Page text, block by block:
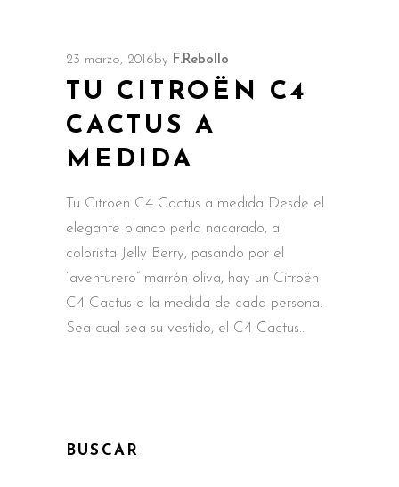
23 marzo, 2016by F.Rebollo
TU CITROËN C4
CACTUS A
MEDIDA
Tu Citroën C4 Cactus a medida Desde el
elegante blanco perla nacarado, al
colorista Jelly Berry, pasando por el
“aventurero” marrón oliva, hay un Citroën
C4 Cactus a la medida de cada persona.
Sea cual sea su vestido, el C4 Cactus
BUSCAR